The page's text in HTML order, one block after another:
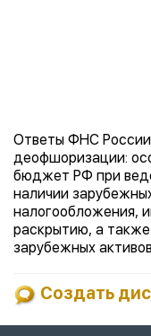
Ответы ФНС России
деофшоризации:
бюджет РФ при
наличии
налогообложения,
раскрытию, а
зарубежных активов
Создать